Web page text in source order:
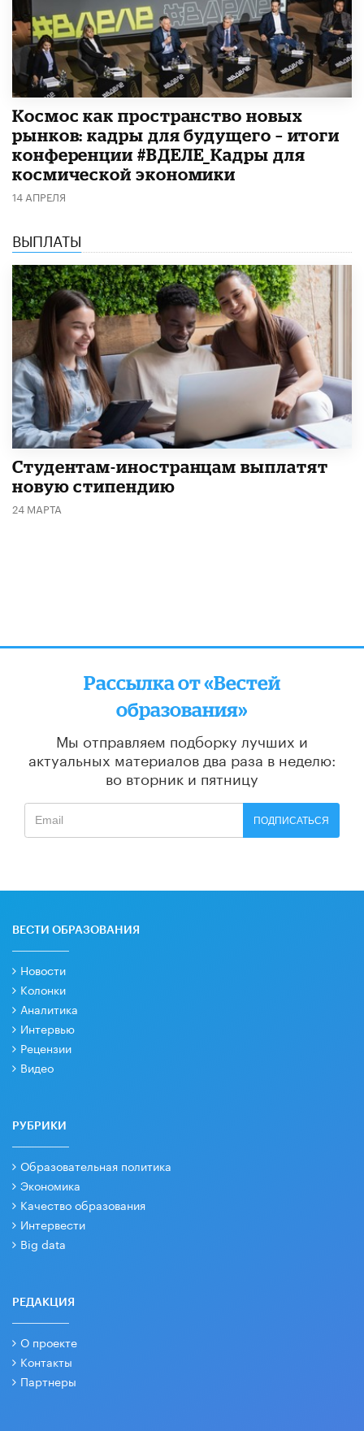
Космос как пространство новых
рынков: кадры для будущего – итоги
конференции #ВДЕЛЕ_Кадры для
космической экономики
14 АПРЕЛЯ
ВЫПЛАТЫ
Студентам-иностранцам выплатят
новую стипендию
24 МАРТА
Рассылка от «Вестей
образования»
Мы отправляем подборку лучших и
актуальных материалов два раза в неделю:
во вторник и пятницу
ПОДПИСАТЬСЯ
ВЕСТИ ОБРАЗОВАНИЯ
Новости
Колонки
Аналитика
Интервью
Рецензии
Видео
РУБРИКИ
Образовательная политика
Экономика
Качество образования
Интервести
Big data
РЕДАКЦИЯ
О проекте
Контакты
Партнеры